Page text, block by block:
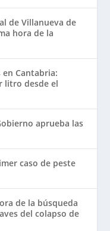
de Villanueva de
hora de la
en Cantabria:
litro desde el
aprueba las
caso de peste
de la búsqueda
del colapso de